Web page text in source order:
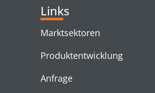
Links
Marktsektoren
Produktentwicklung
Anfrage